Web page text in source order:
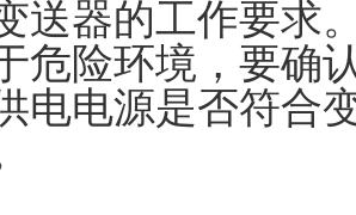
送器的工作要求
危险环境，要确
电电源是否符合